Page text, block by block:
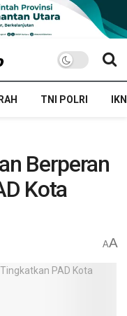
TNI POLRI IKN
Berperan
Kota
AA